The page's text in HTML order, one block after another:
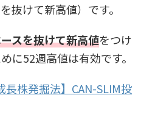
抜けて新高値）です。
スを抜けて新高値をつけ
に52週高値は有効です。
長株発掘法】CAN-SLIM投